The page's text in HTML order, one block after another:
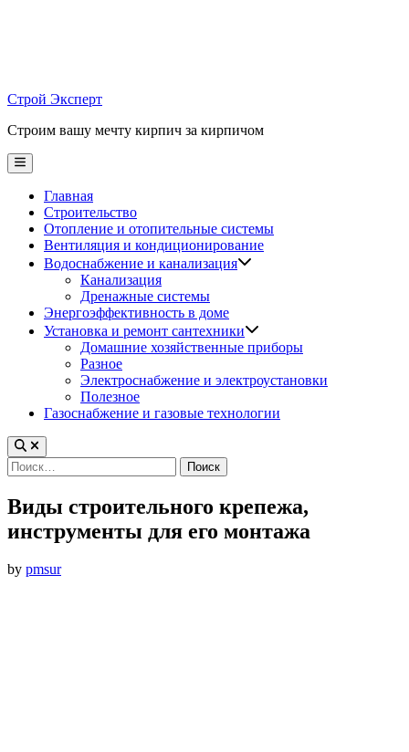
Строй Эксперт
Строим вашу мечту кирпич за кирпичом
Main
Menu
Главная
Строительство
Отопление и отопительные системы
Вентиляция и кондиционирование
Водоснабжение и канализация
Канализация
Дренажные системы
Энергоэффективность в доме
Установка и ремонт сантехники
Домашние хозяйственные приборы
Разное
Электроснабжение и электроустановки
Полезное
Газоснабжение и газовые технологии
Найти:
Виды строительного крепежа,
инструменты для его монтажа
by pmsur